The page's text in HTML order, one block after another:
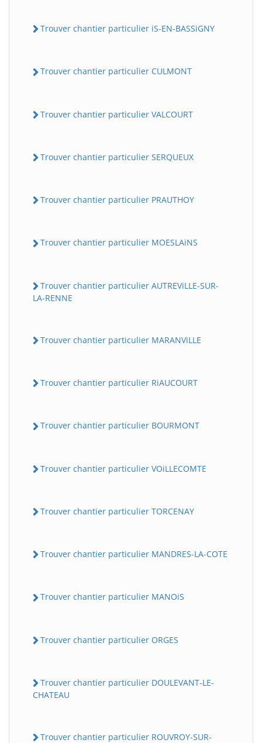
Trouver chantier particulier iS-EN-BASSiGNY
Trouver chantier particulier CULMONT
Trouver chantier particulier VALCOURT
Trouver chantier particulier SERQUEUX
Trouver chantier particulier PRAUTHOY
Trouver chantier particulier MOESLAiNS
Trouver chantier particulier AUTREViLLE-SUR-
LA-RENNE
Trouver chantier particulier MARANViLLE
Trouver chantier particulier RiAUCOURT
Trouver chantier particulier BOURMONT
Trouver chantier particulier VOiLLECOMTE
Trouver chantier particulier TORCENAY
Trouver chantier particulier MANDRES-LA-COTE
Trouver chantier particulier MANOiS
Trouver chantier particulier ORGES
Trouver chantier particulier DOULEVANT-LE-
CHATEAU
Trouver chantier particulier ROUVROY-SUR-